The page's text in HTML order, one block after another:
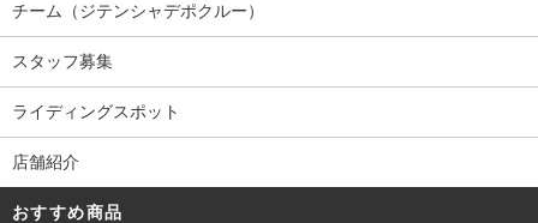
チーム（ジテンシャデポクルー）
スタッフ募集
ライディングスポット
店舗紹介
おすすめ商品